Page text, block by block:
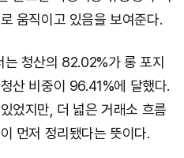
움직이고 있음을 보여준다.
청산의 82.02%가 롱 포지
산 비중이 96.41%에 달했다.
었지만, 더 넓은 거래소 흐름
먼저 정리됐다는 뜻이다.